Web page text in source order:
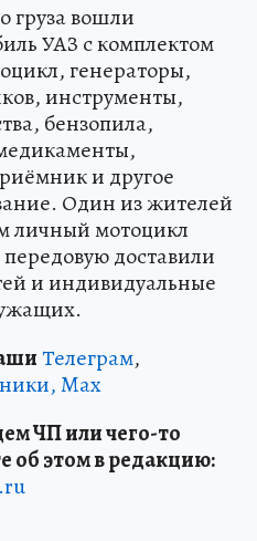
груза вошли
УАЗ с комплектом
генераторы,
инструменты,
бензопила,
и другое
Один из жителей
личный мотоцикл
доставили
и индивидуальные
Телеграм,
Max
ЧП или чего-то
об этом в редакцию: